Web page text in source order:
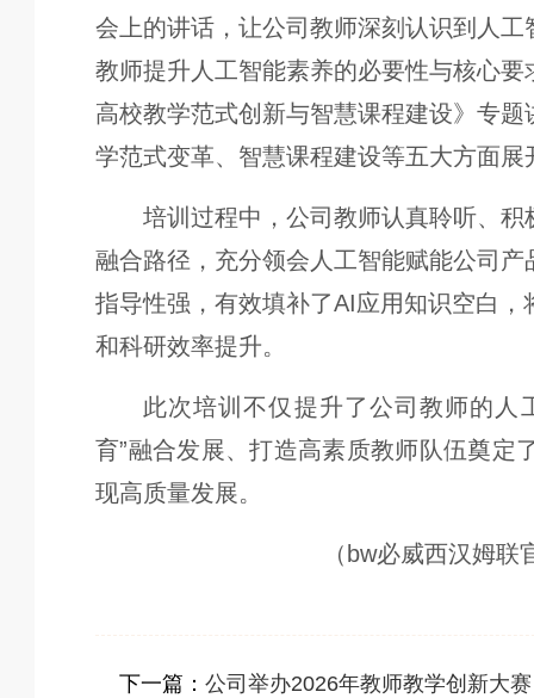
会上的讲话，让公司教师深刻认识到人
教师提升人工智能素养的必要性与核心
高校教学范式创新与智慧课程建设》专
学范式变革、智慧课程建设等五大方面
培训过程中，公司教师认真聆听、
融合路径，充分领会人工智能赋能公司
指导性强，有效填补了AI应用知识空白
和科研效率提升。
此次培训不仅提升了公司教师的人
育”融合发展、打造高素质教师队伍奠定
现高质量发展。
（bw必威西汉姆
下一篇： 公司举办2026年教师教学创新大赛